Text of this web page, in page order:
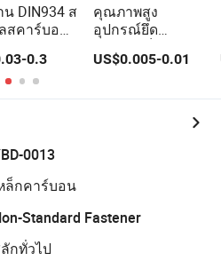
น DIN934 ส
สคาร์บอน
ด์สีดำเหลือ
เหลี่ยม
0.3
คุณภาพสูง
อุปกรณ์ยึด
เหลี่ยม SS304
ลี่ยมสแตนเลส
US$0.005-0.01
0013
ล็กคาร์บอน
Standard Fastener
กทั่วไป